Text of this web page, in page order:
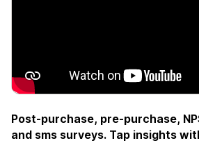
Post-purchase, pre-purchase,
and sms surveys. Tap insights